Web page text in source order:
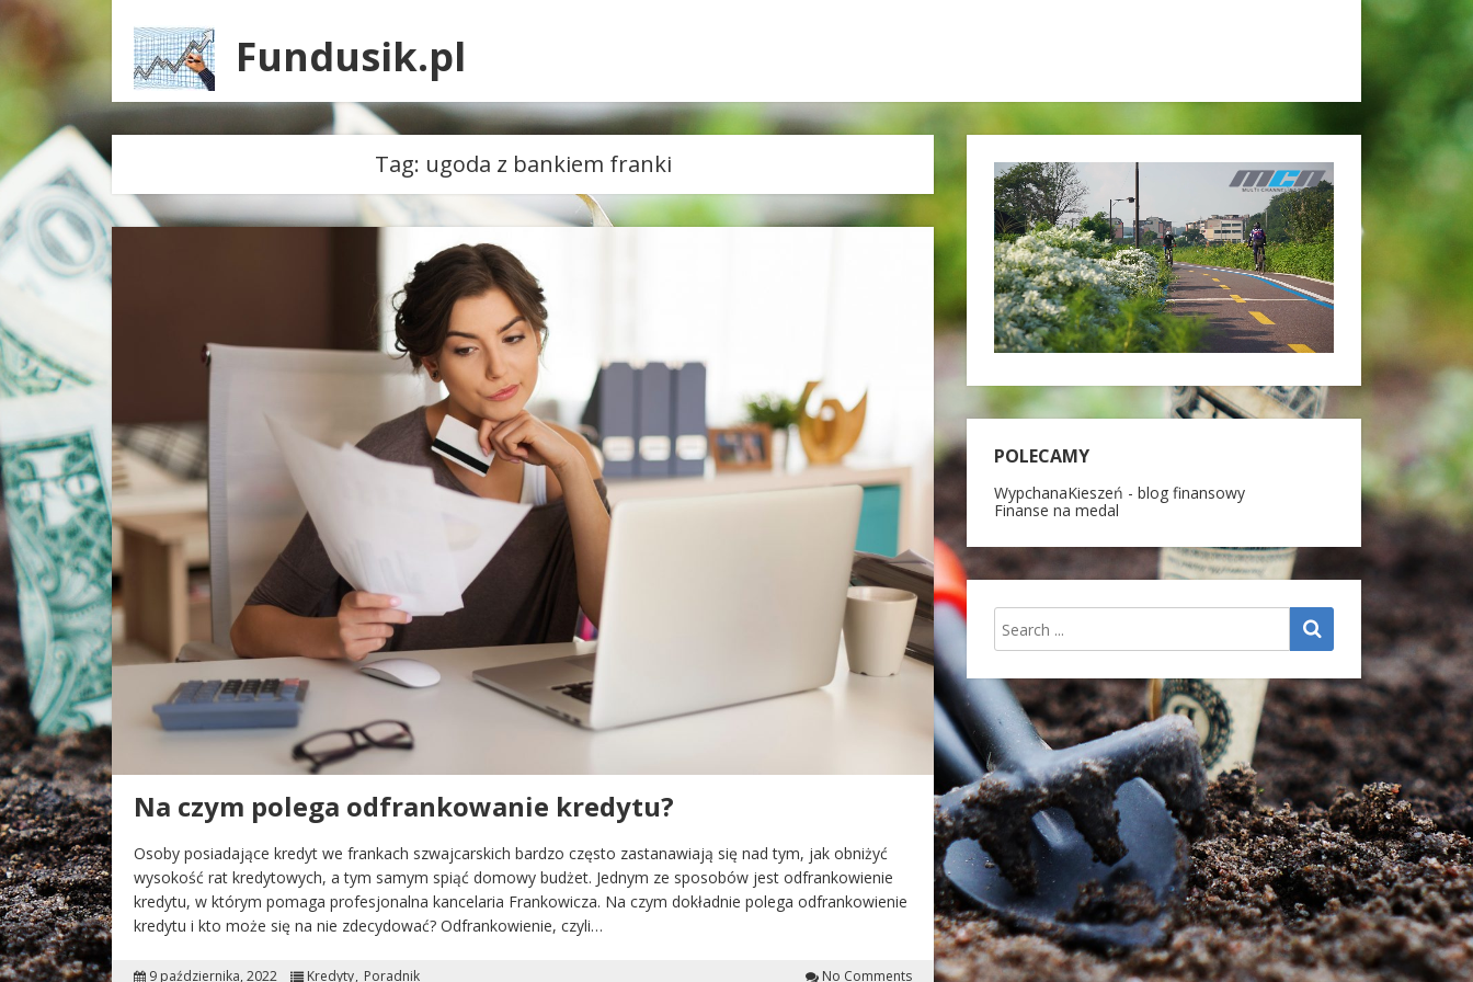
Fundusik.pl
Tag: ugoda z bankiem franki
Na czym polega odfrankowanie kredytu?
Osoby posiadające kredyt we frankach szwajcarskich bardzo często zastanawiają się nad tym, jak obniżyć
wysokość rat kredytowych, a tym samym spiąć domowy budżet. Jednym ze sposobów jest odfrankowienie
kredytu, w którym pomaga profesjonalna kancelaria Frankowicza. Na czym dokładnie polega odfrankowienie
kredytu i kto może się na nie zdecydować? Odfrankowienie, czyli…
9 października, 2022 Kredyty Poradnik No Comments
POLECAMY
WypchanaKieszeń - blog finansowy
Finanse na medal